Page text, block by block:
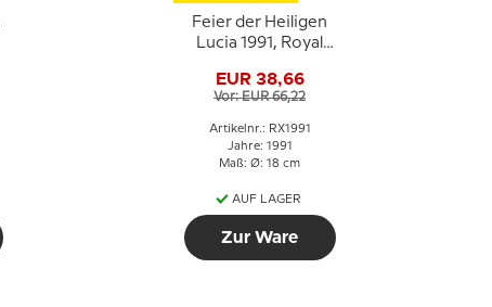
Feier der Heiligen
Lucia 1991, Royal
Weihnachtsteller
EUR 38,66
Vor: EUR 66,22
Artikelnr.: RX1991
Jahre: 1991
Maß: Ø: 18 cm
AUF LAGER
Zur Ware